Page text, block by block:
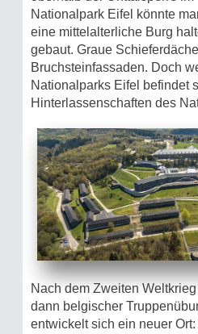
Nationalpark Eifel könnte
eine mittelalterliche Burg
gebaut. Graue
Bruchsteinfassaden. Doch
Nationalparks Eifel befindet
Hinterlassenschaften des
Nach dem Zweiten
dann belgischer
entwickelt sich ein neuer